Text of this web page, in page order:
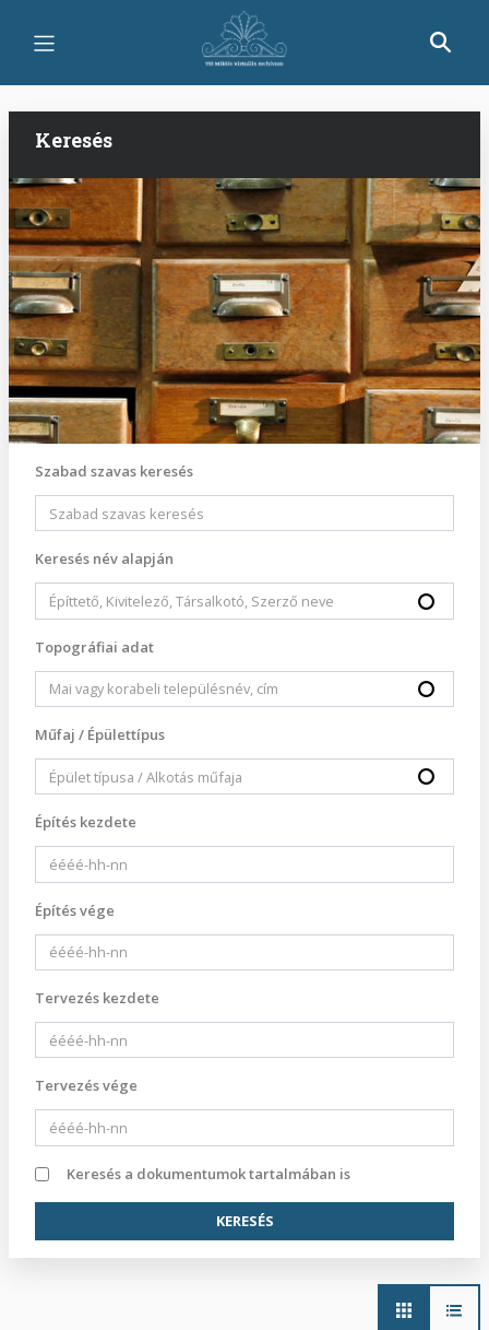
tartalomra
Keresés
Szabad szavas keresés
Keresés név alapján
Topográfiai adat
Műfaj / Épülettípus
Építés kezdete
Építés vége
Tervezés kezdete
Tervezés vége
Keresés a dokumentumok tartalmában is
Main
navigation